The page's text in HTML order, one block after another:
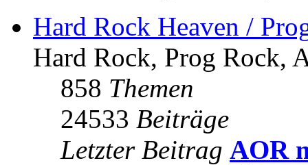
Hard Rock Heaven /
Hard Rock, Prog Rock,
858 Themen
24533 Beiträge
Letzter Beitrag AOR